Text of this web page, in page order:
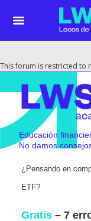
This forum is restricted to
Educación
No damos
¿Pensando en
ETF?
Gratis – 7